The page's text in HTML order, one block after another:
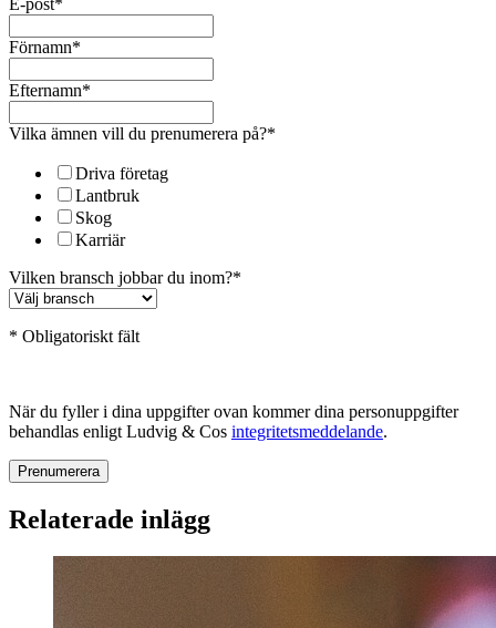
Förnamn*
Efternamn*
Vilka ämnen vill du prenumerera på?*
Driva företag
Lantbruk
Skog
Karriär
Vilken bransch jobbar du inom?*
* Obligatoriskt fält
När du fyller i dina uppgifter ovan kommer dina personuppgifter
behandlas enligt Ludvig & Cos integritetsmeddelande.
Relaterade inlägg